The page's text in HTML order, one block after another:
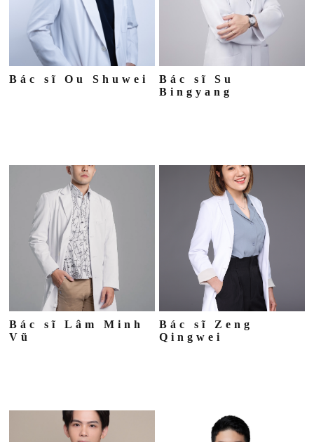
Bác sĩ Ou Shuwei
Bác sĩ Su
Bingyang
Bác sĩ Lâm Minh
Vũ
Bác sĩ Zeng
Qingwei